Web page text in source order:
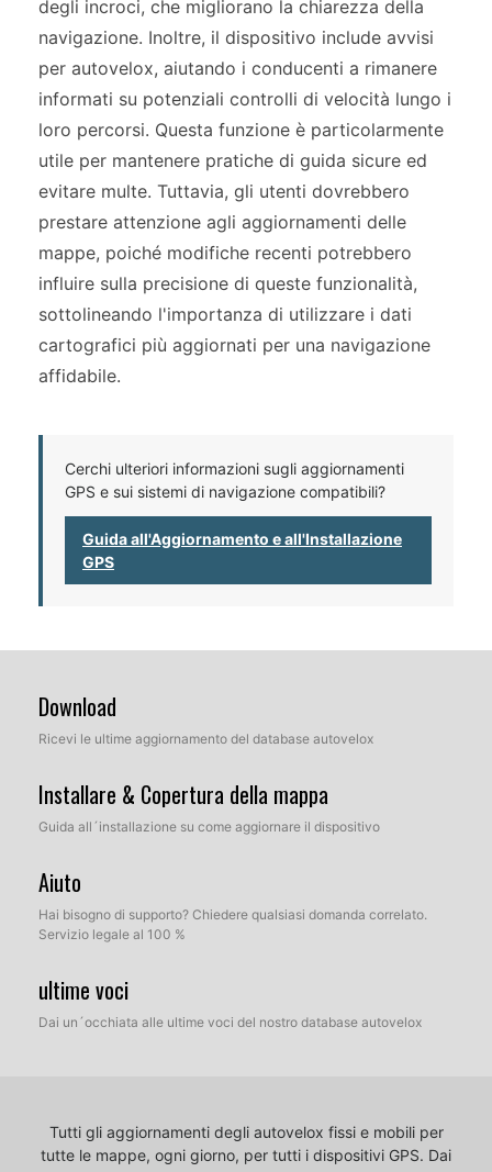
degli incroci, che migliorano la chiarezza della
navigazione. Inoltre, il dispositivo include avvisi
per autovelox, aiutando i conducenti a rimanere
informati su potenziali controlli di velocità lungo i
loro percorsi. Questa funzione è particolarmente
utile per mantenere pratiche di guida sicure ed
evitare multe. Tuttavia, gli utenti dovrebbero
prestare attenzione agli aggiornamenti delle
mappe, poiché modifiche recenti potrebbero
influire sulla precisione di queste funzionalità,
sottolineando l'importanza di utilizzare i dati
cartografici più aggiornati per una navigazione
affidabile.
Cerchi ulteriori informazioni sugli aggiornamenti
GPS e sui sistemi di navigazione compatibili?
Guida all'Aggiornamento e all'Installazione
GPS
Download
Ricevi le ultime aggiornamento del database autovelox
Installare & Copertura della mappa
Guida all´installazione su come aggiornare il dispositivo
Aiuto
Hai bisogno di supporto? Chiedere qualsiasi domanda correlato.
Servizio legale al 100 %
ultime voci
Dai un´occhiata alle ultime voci del nostro database autovelox
Tutti gli aggiornamenti degli autovelox fissi e mobili per
tutte le mappe, ogni giorno, per tutti i dispositivi GPS. Dai